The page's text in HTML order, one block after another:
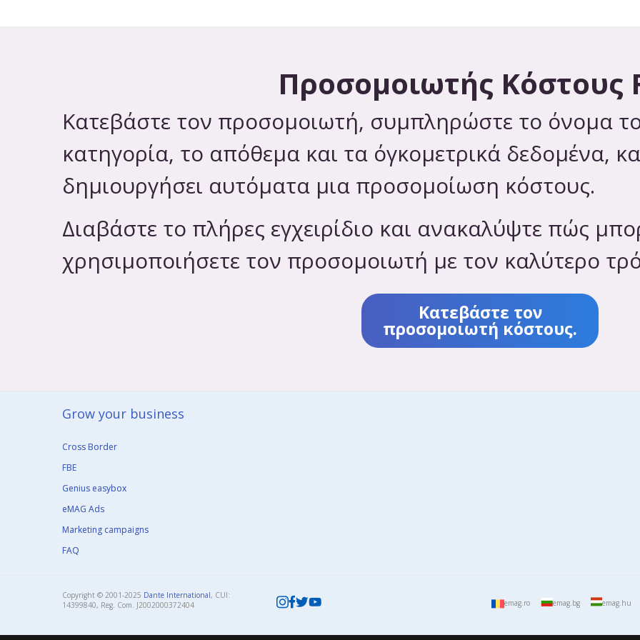
Προσομοιωτής Κόστους
Κατεβάστε τον προσομοιωτή, συμπληρώστε το όνομα
κατηγορία, το απόθεμα και τα όγκομετρικά δεδομένα,
δημιουργήσει αυτόματα μια προσομοίωση κόστους.
Διαβάστε το πλήρες εγχειρίδιο και ανακαλύψτε πώς
χρησιμοποιήσετε τον προσομοιωτή με τον καλύτερο
Κατεβάστε τον
προσομοιωτή κόστους.
Grow your business​
Cross Border
FBE
Genius easybox
eMAG Ads
Marketing campaigns
FAQ
Copyright © 2001-2025 Dante International, CUI:
14399840, Reg. Com. J2002000372404​
emag.ro emag.bg emag.hu